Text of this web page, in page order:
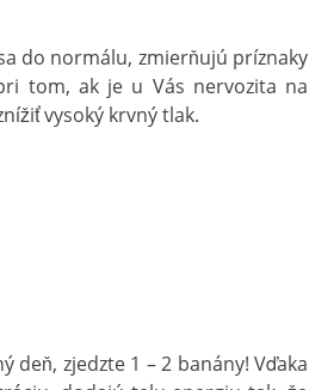
do normálu, zmierňujú príznaky
tom, ak je u Vás nervozita na
vysoký krvný tlak.
zjedzte 1 – 2 banány! Vďaka